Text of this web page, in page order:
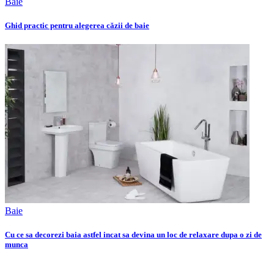
Ghid practic pentru alegerea căzii de baie
Baie
Cu ce sa decorezi baia astfel incat sa devina un loc de relaxare dupa o zi de
munca